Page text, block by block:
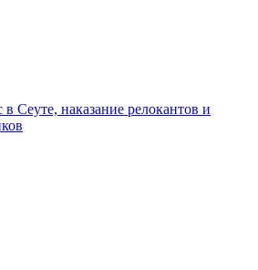
Сеуте, наказание релокантов и